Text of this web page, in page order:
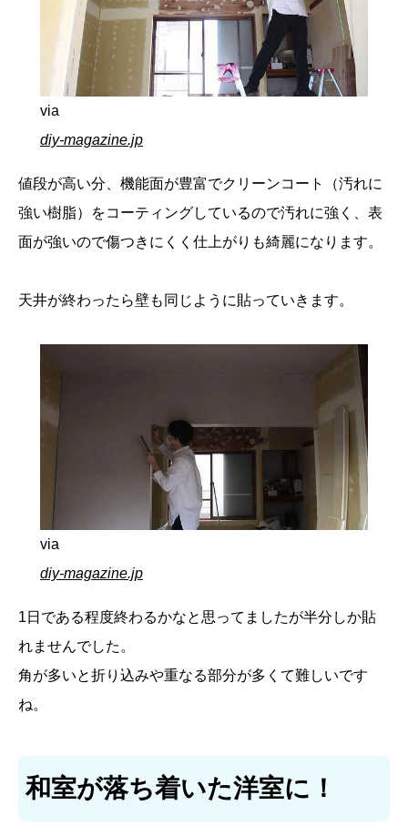
via
diy-magazine.jp
値段が高い分、機能面が豊富でクリーンコート（汚れに
強い樹脂）をコーティングしているので汚れに強く、表
面が強いので傷つきにくく仕上がりも綺麗になります。
天井が終わったら壁も同じように貼っていきます。
via
diy-magazine.jp
1日である程度終わるかなと思ってましたが半分しか貼
れませんでした。
角が多いと折り込みや重なる部分が多くて難しいです
ね。
和室が落ち着いた洋室に！